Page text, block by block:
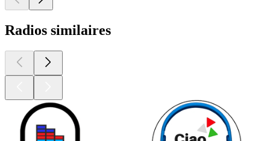
Radios similaires